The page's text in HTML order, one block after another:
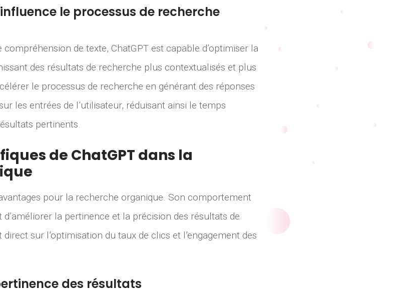
le processus de recherche
de texte, ChatGPT est capable d’optimiser la
des résultats de recherche plus contextualisés et plus
le processus de recherche en générant des réponses
les entrées de l’utilisateur, réduisant ainsi le temps
pertinents.
de ChatGPT dans la
pour la recherche organique. Son comportement
la pertinence et la précision des résultats de
sur l’optimisation du taux de clics et l’engagement des
des résultats